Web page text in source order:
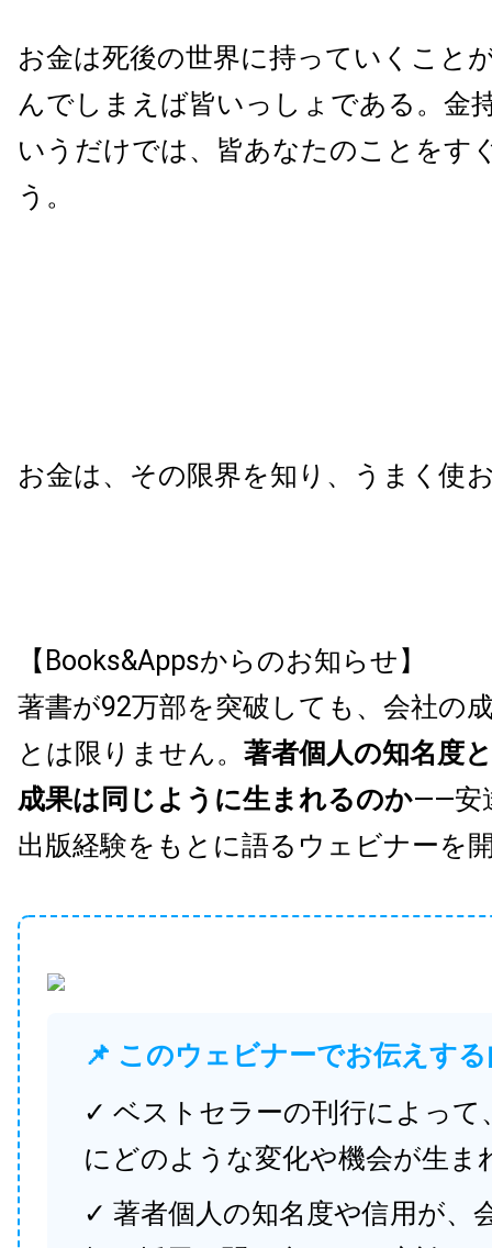
お金は死後の世界に持っていくこと
んでしまえば皆いっしょである。金
いうだけでは、皆あなたのことをす
う。
お金は、その限界を知り、うまく使
【Books&Appsからのお知らせ】
著書が92万部を突破しても、会社の
とは限りません。 著者個人の知名度
成果は同じように生まれるのか——安
出版経験をもとに語るウェビナーを
📌 このウェビナーでお伝えす
✓ ベストセラーの刊行によって
にどのような変化や機会が生ま
✓ 著者個人の知名度や信用が、